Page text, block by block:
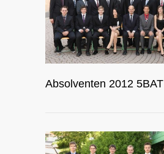
Absolventen 2012 5BAT